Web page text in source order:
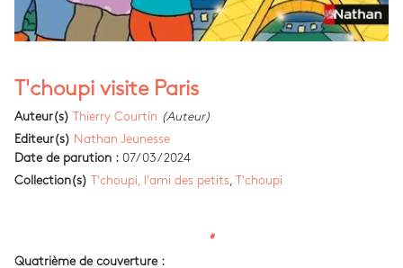
T'choupi visite Paris
Auteur(s) Thierry Courtin (Auteur)
Editeur(s) Nathan Jeunesse
Date de parution : 07/03/2024
Collection(s) T'choupi, l'ami des petits T'choupi
Quatrième de couverture :